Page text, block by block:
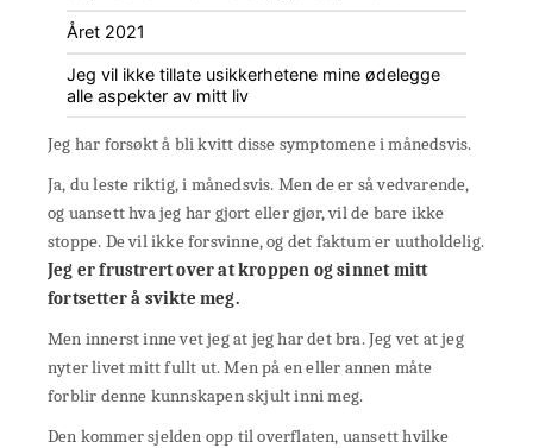
Året 2021
Jeg vil ikke tillate usikkerhetene mine ødelegge
alle aspekter av mitt liv
Jeg har forsøkt å bli kvitt disse symptomene i månedsvis.
Ja, du leste riktig, i månedsvis. Men de er så vedvarende,
og uansett hva jeg har gjort eller gjør, vil de bare ikke
stoppe. De vil ikke forsvinne, og det faktum er uutholdelig.
Jeg er frustrert over at kroppen og sinnet mitt
fortsetter å svikte meg.
Men innerst inne vet jeg at jeg har det bra. Jeg vet at jeg
nyter livet mitt fullt ut. Men på en eller annen måte
forblir denne kunnskapen skjult inni meg.
Den kommer sjelden opp til overflaten, uansett hvilke